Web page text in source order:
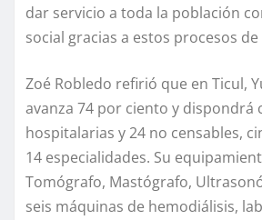
dar servicio a toda la población
social gracias a estos procesos
Zoé Robledo refirió que en Ticul,
avanza 74 por ciento y dispondrá
hospitalarias y 24 no censables,
14 especialidades. Su
Tomógrafo, Mastógrafo,
seis máquinas de hemodiálisis,